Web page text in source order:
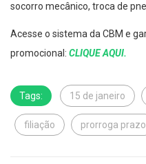
socorro mecânico, troca de
Acesse o sistema da CBM e
promocional: CLIQUE AQUI.
Tags: 15 de janeiro
filiação prorroga prazo